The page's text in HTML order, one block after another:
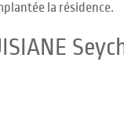
la résidence.